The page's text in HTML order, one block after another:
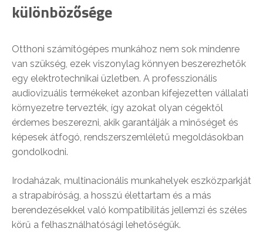
különbözősége
Otthoni számítógépes munkához nem sok mindenre
van szükség, ezek viszonylag könnyen beszerezhetők
egy elektrotechnikai üzletben. A professzionális
audiovizuális termékeket azonban kifejezetten vállalati
környezetre tervezték, így azokat olyan cégektől
érdemes beszerezni, akik garantálják a minőséget és
képesek átfogó, rendszerszemléletű megoldásokban
gondolkodni.
Irodaházak, multinacionális munkahelyek eszközparkját
a strapabíróság, a hosszú élettartam és a más
berendezésekkel való kompatibilitás jellemzi és széles
körű a felhasználhatósági lehetőségük.